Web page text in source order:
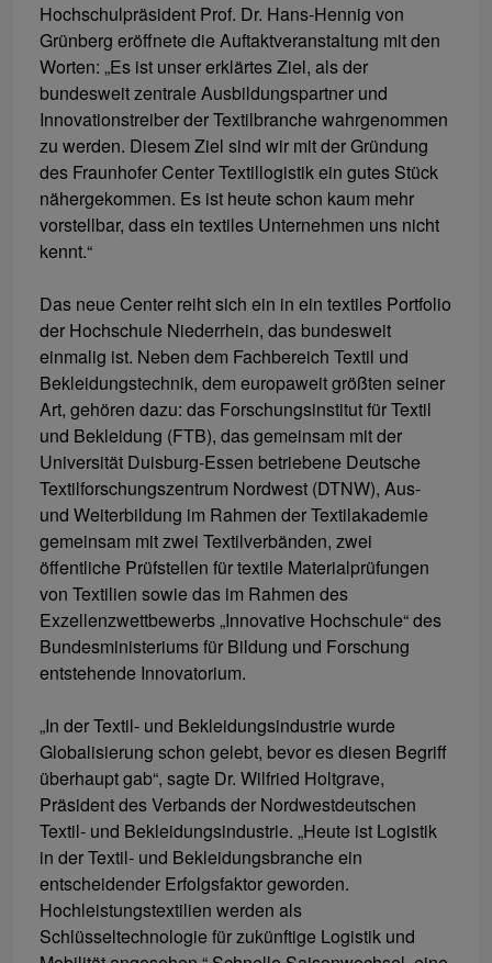
Hochschulpräsident Prof. Dr. Hans-Hennig von
Grünberg eröffnete die Auftaktveranstaltung mit den
Worten: „Es ist unser erklärtes Ziel, als der
bundesweit zentrale Ausbildungspartner und
Innovationstreiber der Textilbranche wahrgenommen
zu werden. Diesem Ziel sind wir mit der Gründung
des Fraunhofer Center Textillogistik ein gutes Stück
nähergekommen. Es ist heute schon kaum mehr
vorstellbar, dass ein textiles Unternehmen uns nicht
kennt.“
Das neue Center reiht sich ein in ein textiles Portfolio
der Hochschule Niederrhein, das bundesweit
einmalig ist. Neben dem Fachbereich Textil und
Bekleidungstechnik, dem europaweit größten seiner
Art, gehören dazu: das Forschungsinstitut für Textil
und Bekleidung (FTB), das gemeinsam mit der
Universität Duisburg-Essen betriebene Deutsche
Textilforschungszentrum Nordwest (DTNW), Aus-
und Weiterbildung im Rahmen der Textilakademie
gemeinsam mit zwei Textilverbänden, zwei
öffentliche Prüfstellen für textile Materialprüfungen
von Textilien sowie das im Rahmen des
Exzellenzwettbewerbs „Innovative Hochschule“ des
Bundesministeriums für Bildung und Forschung
entstehende Innovatorium.
„In der Textil- und Bekleidungsindustrie wurde
Globalisierung schon gelebt, bevor es diesen Begriff
überhaupt gab“, sagte Dr. Wilfried Holtgrave,
Präsident des Verbands der Nordwestdeutschen
Textil- und Bekleidungsindustrie. „Heute ist Logistik
in der Textil- und Bekleidungsbranche ein
entscheidender Erfolgsfaktor geworden.
Hochleistungstextilien werden als
Schlüsseltechnologie für zukünftige Logistik und